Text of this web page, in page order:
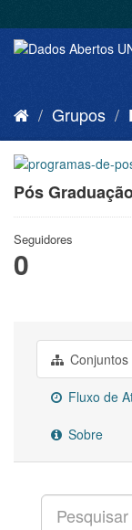
Grupos
Pós
Seguidores
0
Fluxo de
Sobre